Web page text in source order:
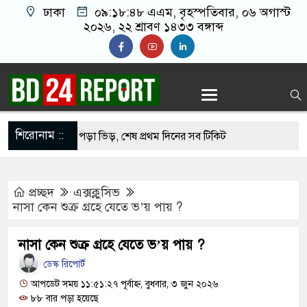
ঢাকা ০৯:১৮:৪৯ এএম, বৃহস্পতিবার, ০৬ অগাস্ট
২০২৬, ২২ শ্রাবণ ১৪৩৩ বঙ্গাব্দ
শিরোনাম ::
উপচে পড়া ভিড়, শেষ প্রথম দিনের সব টিকিট
নিরাপত্তা জোরদার, পরিচয়পত্র ছাড়া প্রবেশ বন্ধ
চূড়ান্ত তারিখ ঘোষণা
যৌন নিপীড়ন, জামায়াত কর্মীকে ৫০ বেত্রাঘাত
প্রচ্ছদ
এক্সক্লুসিভ
নাসা কেন শুক্র গ্রহে যেতে ভ’য় পায় ?
নাসা কেন শুক্র গ্রহে যেতে ভ’য় পায় ?
ডেস্ক রিপোর্ট
আপডেট সময় ১১:৫১:২৭ পূর্বাহ্ন, বুধবার, ৩ জুন ২০২৬
৮৮ বার পড়া হয়েছে